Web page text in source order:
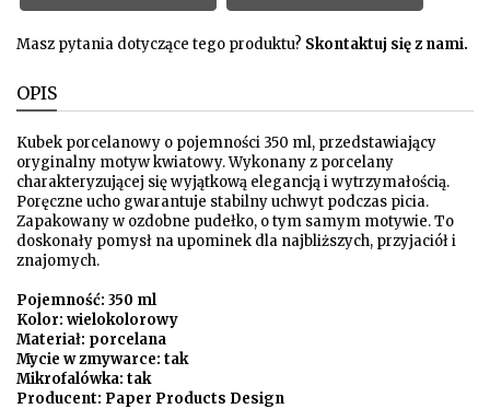
Masz pytania dotyczące tego produktu? Skontaktuj się z nami.
OPIS
Kubek porcelanowy o pojemności 350 ml, przedstawiający
oryginalny motyw kwiatowy. Wykonany z porcelany
charakteryzującej się wyjątkową elegancją i wytrzymałością.
Poręczne ucho gwarantuje stabilny uchwyt podczas picia.
Zapakowany w ozdobne pudełko, o tym samym motywie. To
doskonały pomysł na upominek dla najbliższych, przyjaciół i
znajomych.
Pojemność: 350 ml
Kolor: wielokolorowy
Materiał: porcelana
Mycie w zmywarce: tak
Mikrofalówka: tak
Producent: Paper Products Design